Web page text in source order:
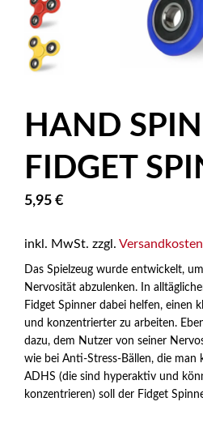
HAND
FIDGET
5,95 €
inkl. MwSt. zzgl. Versandkosten
Das Spielzeug wurde entwickelt,
Nervosität abzulenken. In
Fidget Spinner dabei helfen, einen
und konzentrierter zu arbeiten.
dazu, dem Nutzer von seiner
wie bei Anti-Stress-Bällen, die
ADHS (die sind hyperaktiv und
konzentrieren) soll der Fidget